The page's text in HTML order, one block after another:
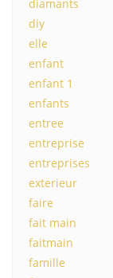
diamants
diy
elle
enfant
enfant 1
enfants
entree
entreprise
entreprises
exterieur
faire
fait main
faitmain
famille